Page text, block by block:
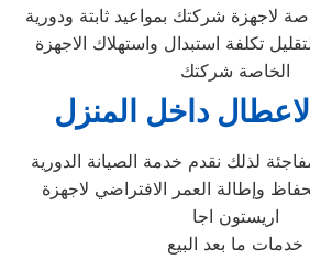
لاجهزة شركتك بمواعيد ثابتة ودورية
تكلفة استبدال واستهلاك الاجهزة
الخاصة شركتك
داخل المنزل
لذلك نقدم خدمة الصيانة الدورية
وإطالة العمر الافتراضي لاجهزة
اريستون اجا
خدمات ما بعد البيع